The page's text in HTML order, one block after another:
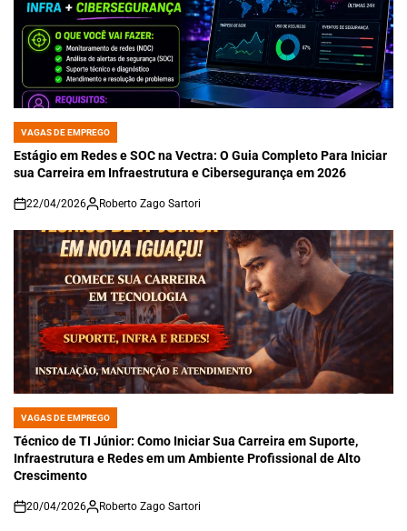
POSTED
IN
VAGAS DE EMPREGO
Estágio em Redes e SOC na Vectra: O Guia Completo Para Iniciar
sua Carreira em Infraestrutura e Cibersegurança em 2026
on
22/04/2026 Roberto Zago Sartori
POSTED
IN
VAGAS DE EMPREGO
Técnico de TI Júnior: Como Iniciar Sua Carreira em Suporte,
Infraestrutura e Redes em um Ambiente Profissional de Alto
Crescimento
on
20/04/2026 Roberto Zago Sartori